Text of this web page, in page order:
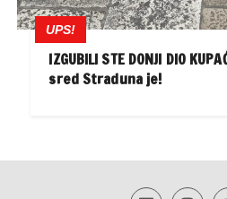
UPS!
IZGUBILI STE DONJI DIO
sred Straduna je!